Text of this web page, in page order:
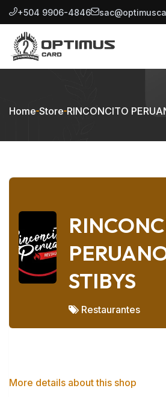
+504 9906-4846
Home Store RINCONCITO
STIBYS
Restaurantes
More details about this shop
Always Open